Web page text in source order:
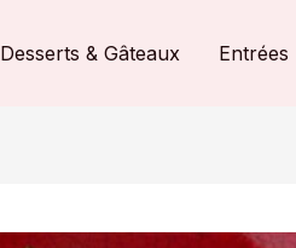
Desserts & Gâteaux Entrées